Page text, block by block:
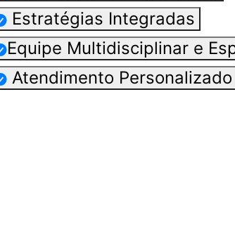
Estratégias Integradas
Equipe Multidisciplinar e
Atendimento Personalizado